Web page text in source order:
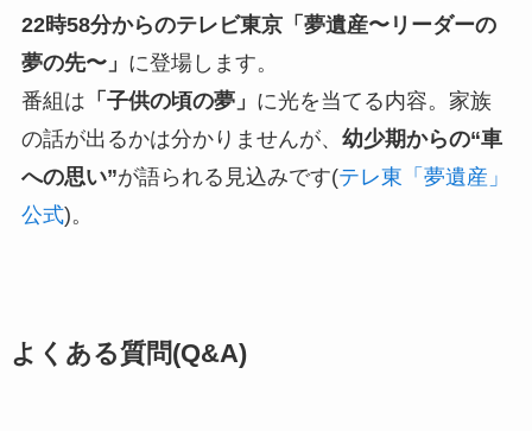
22時58分からのテレビ東京「夢遺産〜リーダーの
夢の先〜」 に登場します。
番組は 「子供の頃の夢」 に光を当てる内容。家族
の話が出るかは分かりませんが、 幼少期からの“車
への思い”が語られる見込みです(テレ東「夢遺産」
公式)。
よくある質問(Q&A)